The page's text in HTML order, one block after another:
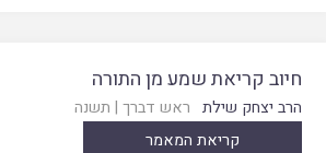
חיוב קריאת שמע מן התורה
הרב יצחק שילת ראש דברך | תשנה
קריאת המאמר